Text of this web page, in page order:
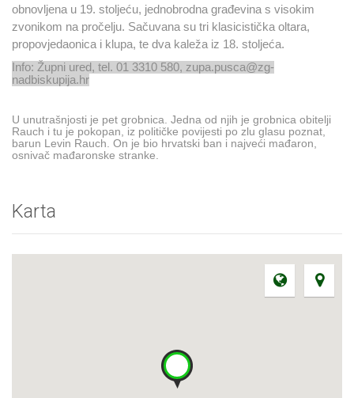
obnovljena u 19. stoljeću, jednobrodna građevina s visokim
zvonikom na pročelju. Sačuvana su tri klasicistička oltara,
propovjedaonica i klupa, te dva kaleža iz 18. stoljeća.
Info: Župni ured, tel. 01 3310 580, zupa.pusca@zg-
nadbiskupija.hr
U unutrašnjosti je pet grobnica. Jedna od njih je grobnica obitelji
Rauch i tu je pokopan, iz političke povijesti po zlu glasu poznat,
barun Levin Rauch. On je bio hrvatski ban i najveći mađaron,
osnivač mađaronske stranke.
Karta